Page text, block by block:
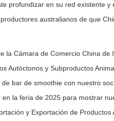
profundizar en su red existente
australianos de que
la Cámara de Comercio China de
Autóctonos y Subproductos
bar de smoothie con nuestro
la feria de 2025 para mostrar
y Exportación de Productos